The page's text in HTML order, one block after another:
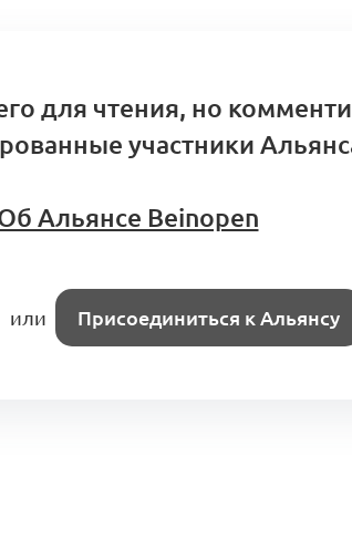
для чтения, но
участники
Альянсе Beinopen
или Присоединиться к Альянсу